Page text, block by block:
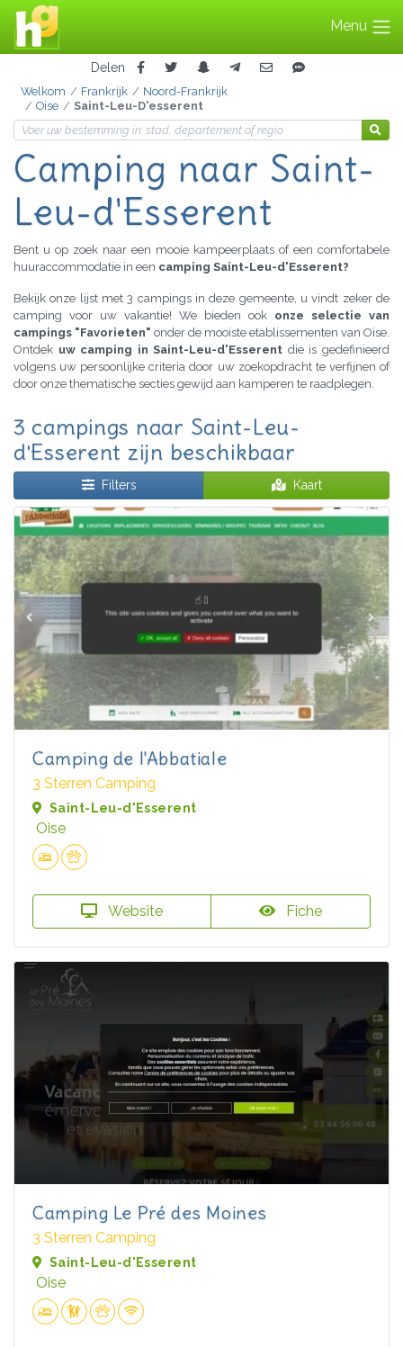
Menu
Delen
Welkom Frankrijk
Noord-Frankrijk
Oise
Saint-Leu-D'esserent
Camping naar Saint-
Leu-d'Esserent
Bent u op zoek naar een mooie kampeerplaats of een comfortabele
huuraccommodatie in een camping Saint-Leu-d'Esserent?
Bekijk onze lijst met 3 campings in deze gemeente, u vindt zeker de
camping voor uw vakantie! We bieden ook onze selectie van
campings "Favorieten" onder de mooiste etablissementen van Oise.
Ontdek uw camping in Saint-Leu-d'Esserent die is gedefinieerd
volgens uw persoonlijke criteria door uw zoekopdracht te verfijnen of
door onze thematische secties gewijd aan kamperen te raadplegen.
3 campings naar Saint-Leu-
d'Esserent zijn beschikbaar
Filters Kaart
Camping de l'Abbatiale
3 Sterren Camping
Saint-Leu-d'Esserent
Oise
Website Fiche
Camping Le Pré des Moines
3 Sterren Camping
Saint-Leu-d'Esserent
Oise